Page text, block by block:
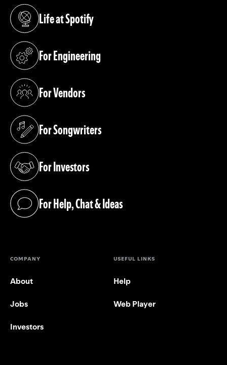
Life at Spotify
(opens in a new tab)
For Engineering
(opens in a new tab)
For Vendors
(opens in a new tab)
For Songwriters
(opens in a new tab)
For Investors
(opens in a new tab)
For Help, Chat & Ideas
(opens in a new tab)
COMPANY
About
Jobs
Investors
USEFUL LINKS
Help
Web Player